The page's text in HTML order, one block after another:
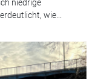
niedrige
wie...